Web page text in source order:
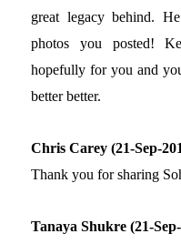
great legacy behind.
photos you posted!
hopefully for you and
better better.
Chris Carey (21-Sep-
Thank you for sharing
Tanaya Shukre (21-